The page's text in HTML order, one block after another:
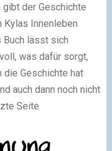
der Geschichte
Kylas Innenleben
Buch lässt sich
was dafür sorgt,
Geschichte hat
auch dann noch nicht
Seite